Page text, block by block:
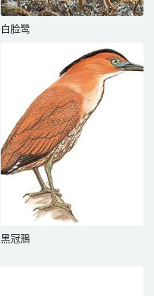
白脸鹭
黑冠鳽